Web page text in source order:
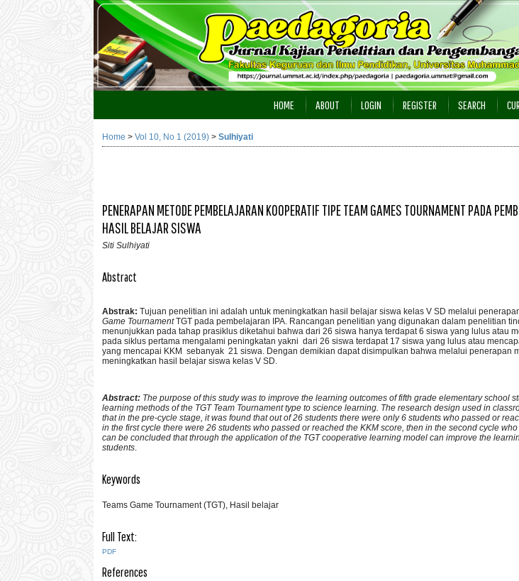
HOME ABOUT LOGIN REGISTER SEARCH
Home > Vol 10, No 1 (2019) > Sulhiyati
PENERAPAN METODE PEMBELAJARAN KOOPERATIF TIPE TEAM GAMES TOURNAMENT PADA
HASIL BELAJAR SISWA
Siti Sulhiyati
Abstract
Abstrak: Tujuan penelitian ini adalah untuk meningkatkan hasil belajar siswa kelas V SD melalui
Game TournamentTGT pada pembelajaran IPA. Rancangan penelitian yang digunakan dalam penelitian
menunjukkan pada tahap prasiklus diketahui bahwa dari 26 siswa hanya terdapat 6 siswa yang lulus atau
pada siklus pertama mengalami peningkatan yakni dari 26 siswa terdapat 17 siswa yang lulus atau
yang mencapai KKM sebanyak 21 siswa. Dengan demikian dapat disimpulkan bahwa melalui penerapan
meningkatkan hasil belajar siswa kelas V SD.
Abstract: The purpose of this study was to improve the learning outcomes of fifth grade elementary school
learning methods of the TGT Team Tournament type to science learning. The research design used in
that in the pre-cycle stage, it was found that out of 26 students there were only 6 students who passed or
in the first cycle there were 26 students who passed or reached the KKM score, then in the second cycle
can be concluded that through the application of the TGT cooperative learning model can improve the
students
Keywords
Teams Game Tournament (TGT), Hasil belajar
Full Text:
PDF
References